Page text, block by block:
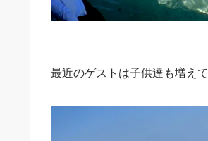
最近のゲストは子供達も増え